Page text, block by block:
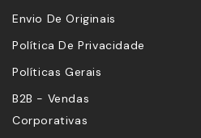
Envio De Originais
Política De Privacidade
Políticas Gerais
B2B - Vendas
Corporativas